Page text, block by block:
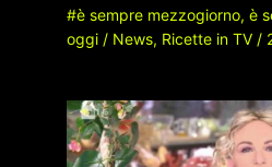
#è sempre mezzogiorno, è
oggi/ News, Ricette in TV/